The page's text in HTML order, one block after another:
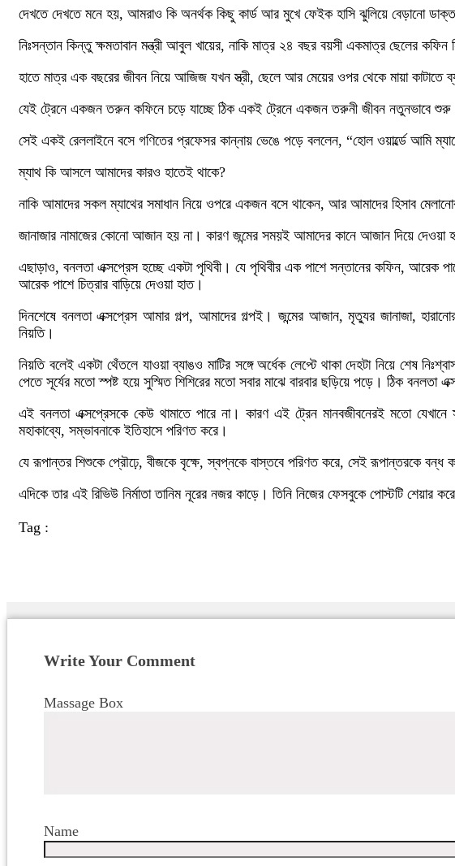
দেখতে দেখতে মনে হয়, আমরাও কি অনর্থক কিছু কার্ড আর মুখে ফেইক হাসি ঝুলিয়ে বেড়ানো
নিঃসন্তান কিন্তু ক্ষমতাবান মন্ত্রী আবুল খায়ের, নাকি মাত্র ২৪ বছর বয়সী একমাত্র ছেলের কফিন
হাতে মাত্র এক বছরের জীবন নিয়ে আজিজ যখন স্ত্রী, ছেলে আর মেয়ের ওপর থেকে মায়া
যেই ট্রেনে একজন তরুন কফিনে চড়ে যাচ্ছে ঠিক একই ট্রেনে একজন তরুনী জীবন নতুনভাবে
সেই একই রেললাইনে বসে গণিতের প্রফেসর কান্নায় ভেঙে পড়ে বললেন, “হোল ওয়ার্ল্ডে আমি
ম্যাথ কি আসলে আমাদের কারও হাতেই থাকে?
নাকি আমাদের সকল ম্যাথের সমাধান নিয়ে ওপরে একজন বসে থাকেন, আর আমাদের হিসাব
জানাজার নামাজের কোনো আজান হয় না। কারণ জন্মের সময়ই আমাদের কানে আজান দিয়ে
এছাড়াও, বনলতা এক্সপ্রেস হচ্ছে একটা পৃথিবী। যে পৃথিবীর এক পাশে সন্তানের কফিন, আরেক
আরেক পাশে চিত্রার বাড়িয়ে দেওয়া হাত।
দিনশেষে বনলতা এক্সপ্রেস আমার গল্প, আমাদের গল্পই। জন্মের আজান, মৃত্যুর জানাজা,
নিয়তি।
নিয়তি বলেই একটা থেঁতলে যাওয়া ব্যাঙও মাটির সঙ্গে অর্ধেক লেপ্টে থাকা দেহটা নিয়ে শেষ
পেতে সূর্যের মতো স্পষ্ট হয়ে সুস্মিত শিশিরের মতো সবার মাঝে বারবার ছড়িয়ে পড়ে। ঠিক বনলতা
এই বনলতা এক্সপ্রেসকে কেউ থামাতে পারে না। কারণ এই ট্রেন মানবজীবনেরই মতো
মহাকাব্যে, সম্ভাবনাকে ইতিহাসে পরিণত করে।
যে রূপান্তর শিশুকে প্রৌঢ়ে, বীজকে বৃক্ষে, স্বপ্নকে বাস্তবে পরিণত করে, সেই রূপান্তরকে বন্ধ
এদিকে তার এই রিভিউ নির্মাতা তানিম নূরের নজর কাড়ে। তিনি নিজের ফেসবুকে পোস্টটি শেয়ার
Tag :
Write Your Comment
Massage Box
Name